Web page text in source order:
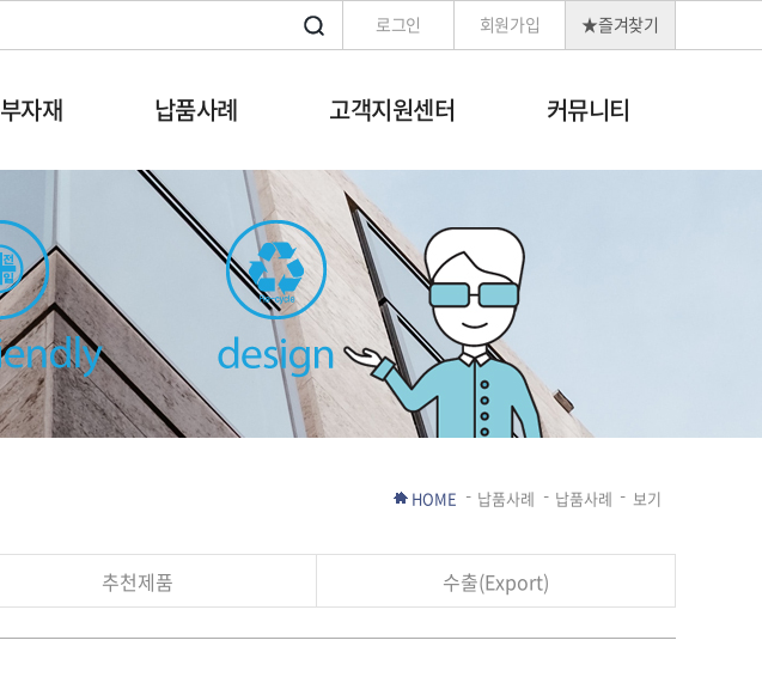
로그인 회원가입 ★즐겨찾기
부자재 납품사례 고객지원센터 커뮤니티
HOME 납품사례 납품사례 보기
추천제품 수출(Export)